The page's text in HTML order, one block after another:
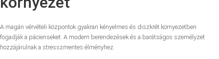
A magán vérvételi központok gyakran kényelmes és diszkrét környezetben
fogadják a pácienseket. A modern berendezések és a barátságos személyzet
hozzájárulnak a stresszmentes élményhez.